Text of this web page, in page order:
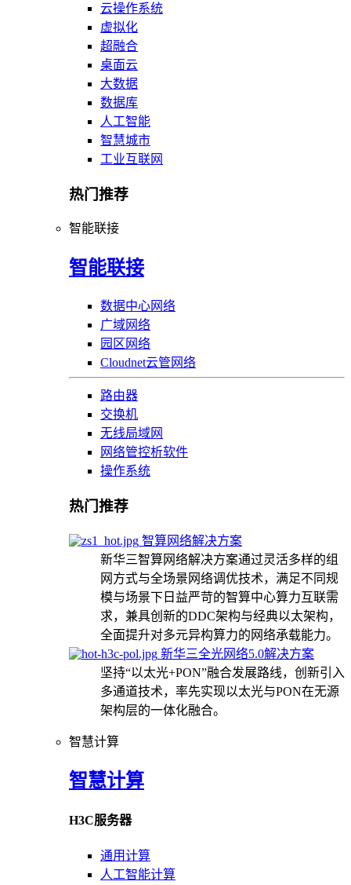
云操作系统
虚拟化
超融合
桌面云
大数据
数据库
人工智能
智慧城市
工业互联网
热门推荐
智能联接
智能联接
数据中心网络
广域网络
园区网络
Cloudnet云管网络
路由器
交换机
无线局域网
网络管控析软件
操作系统
热门推荐
智算网络解决方案
新华三智算网络解决方案通过灵活多样的组
网方式与全场景网络调优技术，满足不同规
模与场景下日益严苛的智算中心算力互联需
求，兼具创新的DDC架构与经典以太架构，
全面提升对多元异构算力的网络承载能力。
新华三全光网络5.0解决方案
坚持“以太光+PON”融合发展路线，创新引入
多通道技术，率先实现以太光与PON在无源
架构层的一体化融合。
智慧计算
智慧计算
H3C服务器
通用计算
人工智能计算